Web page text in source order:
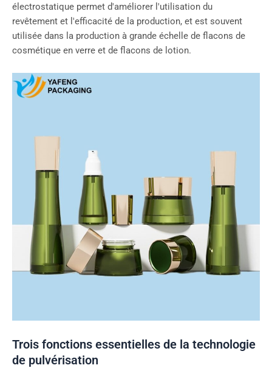
électrostatique permet d'améliorer l'utilisation du
revêtement et l'efficacité de la production, et est souvent
utilisée dans la production à grande échelle de flacons de
cosmétique en verre et de flacons de lotion.
Trois fonctions essentielles de la technologie
de pulvérisation